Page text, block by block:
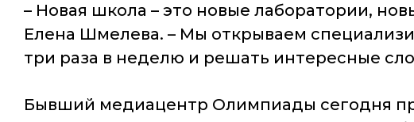
– Новая школа – это новые лаборатории,
Елена Шмелева. – Мы открываем
три раза в неделю и решать интересные
Бывший медиацентр Олимпиады сегодня